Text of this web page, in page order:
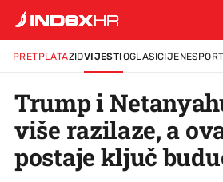
PRETPLATAZIDVIJESTIOGLASICIJENESPORT
Trump i
više razilaze, a
postaje ključ